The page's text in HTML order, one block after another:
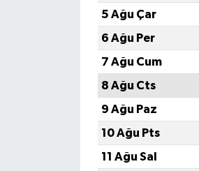
5 Ağu Çar
6 Ağu Per
7 Ağu Cum
8 Ağu Cts
9 Ağu Paz
10 Ağu Pts
11 Ağu Sal